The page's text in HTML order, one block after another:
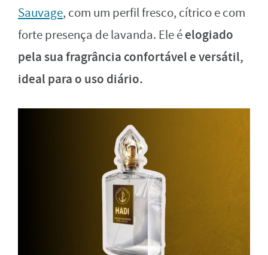
Sauvage, com um perfil fresco, cítrico e com
forte presença de lavanda. Ele éelogiado
pela sua fragrância confortável e versátil,
ideal para o uso diário.